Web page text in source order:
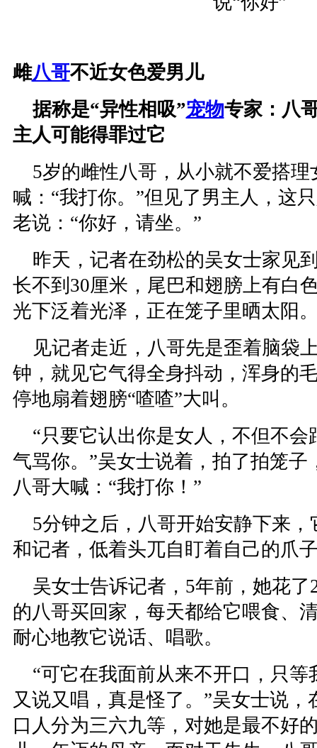
雌八哥不近女色爱男儿
据称是“异性相吸”宠物专家：八
主人可能得罪过它
5岁的雌性八哥，从小就不爱搭理
喊：“我打你。”但见了男主人，这
老说：“你好，请坐。”
昨天，记者在劲松的吴女士家见
长不到30厘米，尾巴和翅膀上有白
光下泛着光泽，正在笼子里晒太阳
见记者走近，八哥先是歪着脑袋
钟，就见它气得全身抖动，浑身的
停地扇着翅膀“喳喳”大叫。
“只要它认出你是女人，不但不会
气骂你。”吴女士说着，拍了拍笼子
八哥大喊：“我打你！”
5分钟之后，八哥开始安静下来，
和记者，低着头兀自盯着自己的爪
吴女士告诉记者，5年前，她花了
的八哥买回家，每天都给它喂食、
耐心地教它说话、唱歌。
“可它在我面前从来不开口，只等
又说又唱，真是怪了。”吴女士说，
口人分为三六九等，对她是最不好